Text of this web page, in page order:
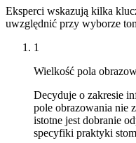
Eksperci wskazują kilka
uwzględnić przy wyborze
1
Wielkość pola
Decyduje o zakresie
pole obrazowania nie
istotne jest dobranie
specyfiki praktyki